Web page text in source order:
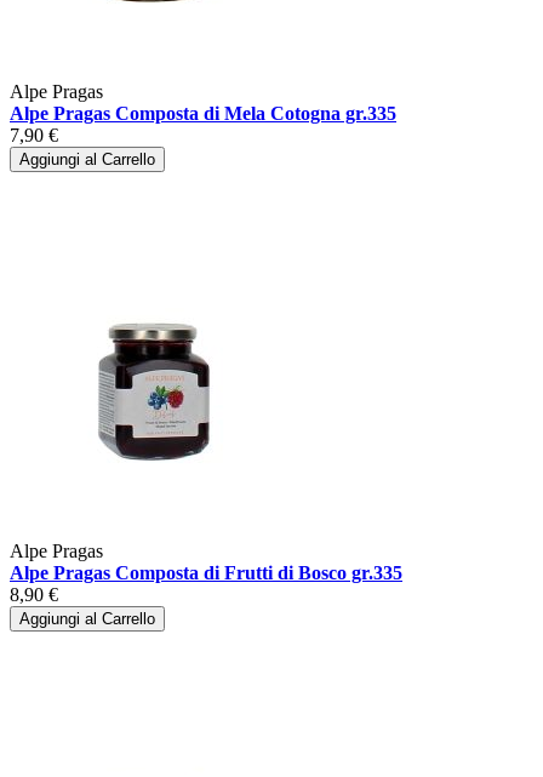
Alpe Pragas
Alpe Pragas Composta di Mela Cotogna gr.335
7,90 €
Aggiungi al Carrello
Alpe Pragas
Alpe Pragas Composta di Frutti di Bosco gr.335
8,90 €
Aggiungi al Carrello